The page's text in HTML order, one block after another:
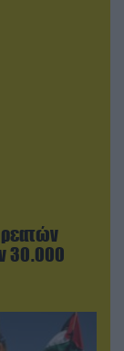
30.000